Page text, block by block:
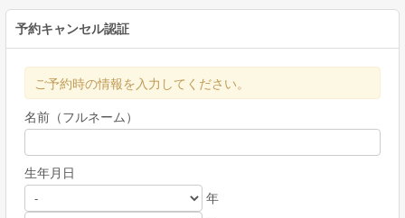
予約キャンセル認証
ご予約時の情報を入力してください。
名前（フルネーム）
生年月日
年